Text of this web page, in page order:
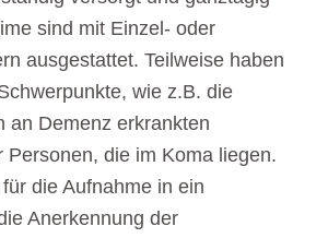
sind mit Einzel- oder
ausgestattet. Teilweise haben
wie z.B. die
an Demenz erkrankten
Personen, die im Koma liegen.
die Aufnahme in ein
Anerkennung der